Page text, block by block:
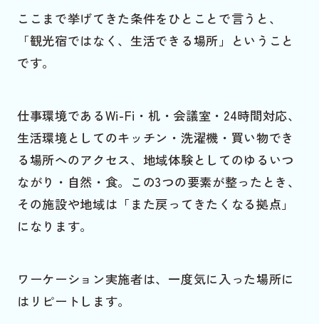
ここまで挙げてきた条件をひとことで言うと、
「観光宿ではなく、生活できる場所」ということ
です。
仕事環境であるWi-Fi・机・会議室・24時間対応、
生活環境としてのキッチン・洗濯機・買い物でき
る場所へのアクセス、地域体験としてのゆるいつ
ながり・自然・食。この3つの要素が整ったとき、
その施設や地域は「また戻ってきたくなる拠点」
になります。
ワーケーション実施者は、一度気に入った場所に
はリピートします。